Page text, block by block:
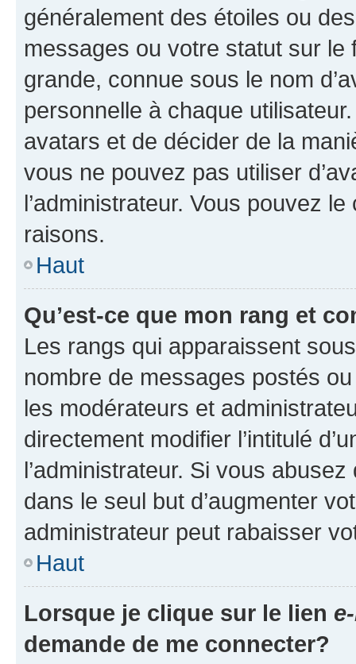
généralement des étoiles ou
messages ou votre statut sur
grande, connue sous le nom
personnelle à chaque utilisateur.
avatars et de décider de la
vous ne pouvez pas utiliser
l’administrateur. Vous pouvez
raisons.
Haut
Qu’est-ce que mon rang et
Les rangs qui apparaissent
nombre de messages postés
les modérateurs et
directement modifier l’intitulé
l’administrateur. Si vous
dans le seul but d’augmenter
administrateur peut rabaisser
Haut
Lorsque je clique sur le lien
demande de me connecter?